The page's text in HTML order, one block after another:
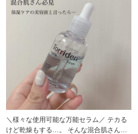
＼様々な使用可能な万能セラム／ テカる
けど乾燥もする…。 そんな混合肌さんに